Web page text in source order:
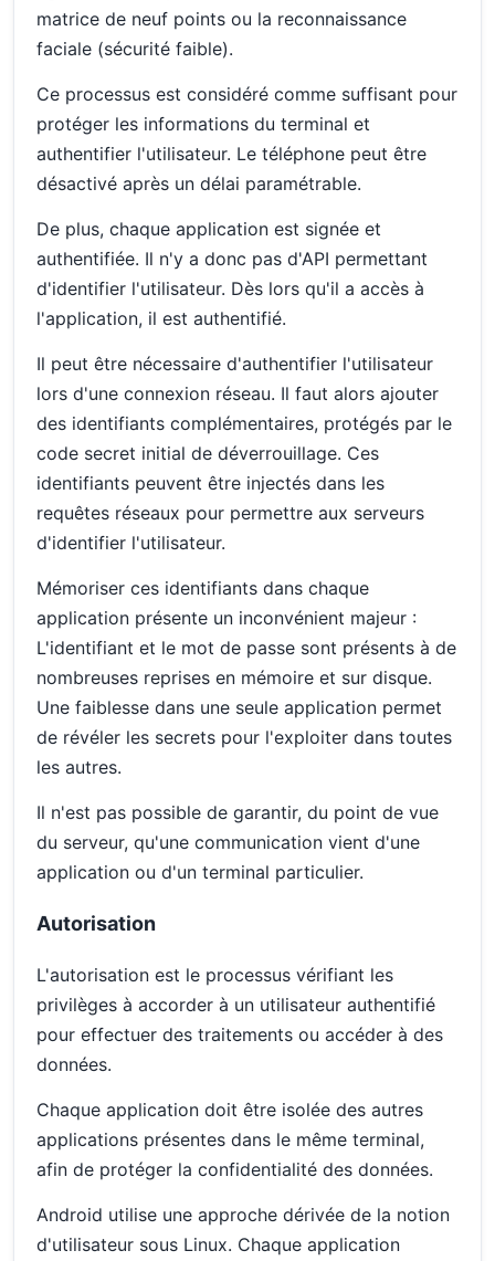
matrice de neuf points ou la reconnaissance
faciale (sécurité faible).
Ce processus est considéré comme suffisant pour
protéger les informations du terminal et
authentifier l'utilisateur. Le téléphone peut être
désactivé après un délai paramétrable.
De plus, chaque application est signée et
authentifiée. Il n'y a donc pas d'API permettant
d'identifier l'utilisateur. Dès lors qu'il a accès à
l'application, il est authentifié.
Il peut être nécessaire d'authentifier l'utilisateur
lors d'une connexion réseau. Il faut alors ajouter
des identifiants complémentaires, protégés par le
code secret initial de déverrouillage. Ces
identifiants peuvent être injectés dans les
requêtes réseaux pour permettre aux serveurs
d'identifier l'utilisateur.
Mémoriser ces identifiants dans chaque
application présente un inconvénient majeur :
L'identifiant et le mot de passe sont présents à de
nombreuses reprises en mémoire et sur disque.
Une faiblesse dans une seule application permet
de révéler les secrets pour l'exploiter dans toutes
les autres.
Il n'est pas possible de garantir, du point de vue
du serveur, qu'une communication vient d'une
application ou d'un terminal particulier.
Autorisation
L'autorisation est le processus vérifiant les
privilèges à accorder à un utilisateur authentifié
pour effectuer des traitements ou accéder à des
données.
Chaque application doit être isolée des autres
applications présentes dans le même terminal,
afin de protéger la confidentialité des données.
Android utilise une approche dérivée de la notion
d'utilisateur sous Linux. Chaque application